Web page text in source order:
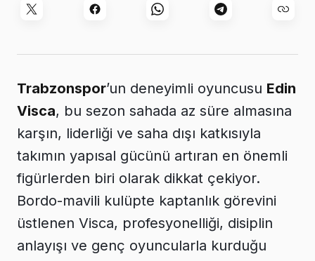
Trabzonspor’un deneyimli oyuncusu Edin
Visca, bu sezon sahada az süre almasına
karşın, liderliği ve saha dışı katkısıyla
takımın yapısal gücünü artıran en önemli
figürlerden biri olarak dikkat çekiyor.
Bordo-mavili kulüpte kaptanlık görevini
üstlenen Visca, profesyonelliği, disiplin
anlayışı ve genç oyuncularla kurduğu